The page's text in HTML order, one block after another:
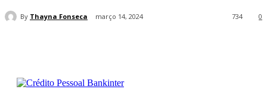
By Thayna Fonseca março 14, 2024 0
734